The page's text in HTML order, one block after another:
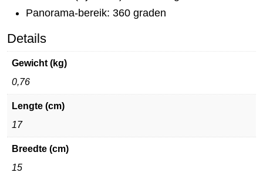
Panorama-bereik: 360 graden
Details
Gewicht (kg)
0,76
Lengte (cm)
17
Breedte (cm)
15